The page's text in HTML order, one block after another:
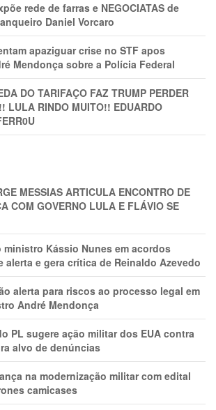
rede de farras e NEGOCIATAS de
Daniel Vorcaro
apaziguar crise no STF apos
Mendonça sobre a Polícia Federal
DO TARIFAÇO FAZ TRUMP PERDER
LULA RINDO MUITO!! EDUARDO
MESSIAS ARTICULA ENCONTRO DE
COM GOVERNO LULA E FLÁVIO SE
ministro Kássio Nunes em acordos
alerta e gera crítica de Reinaldo Azevedo
alerta para riscos ao processo legal em
André Mendonça
PL sugere ação militar dos EUA contra
alvo de denúncias
na modernização militar com edital
camicases